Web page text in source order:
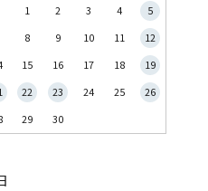
1 2 3 4
5
8 9 10 11
12
15 16 17 18
19
22 23 24 25
26
29 30